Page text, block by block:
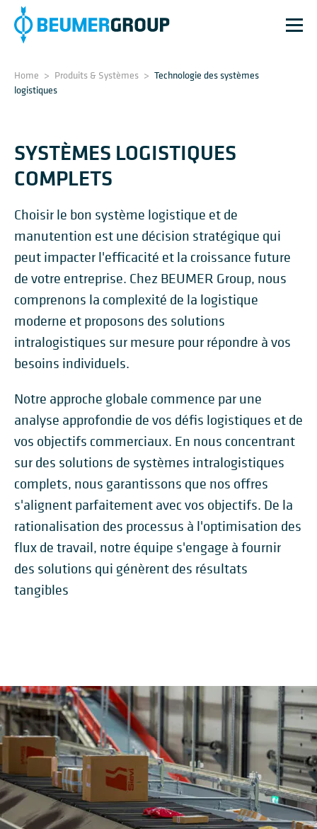
Home > Produits & Systèmes > Technologie des systèmes
logistiques
SYSTÈMES LOGISTIQUES
COMPLETS
Choisir le bon système logistique et de
manutention est une décision stratégique qui
peut impacter l'efficacité et la croissance future
de votre entreprise. Chez BEUMER Group, nous
comprenons la complexité de la logistique
moderne et proposons des solutions
intralogistiques sur mesure pour répondre à vos
besoins individuels.
Notre approche globale commence par une
analyse approfondie de vos défis logistiques et de
vos objectifs commerciaux. En nous concentrant
sur des solutions de systèmes intralogistiques
complets, nous garantissons que nos offres
s'alignent parfaitement avec vos objectifs. De la
rationalisation des processus à l'optimisation des
flux de travail, notre équipe s'engage à fournir
des solutions qui génèrent des résultats
tangibles